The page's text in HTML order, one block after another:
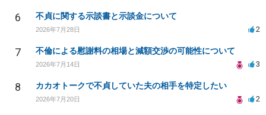
6 不貞に関する示談書と示談金について
2026年7月28日 2
7 不倫による慰謝料の相場と減額交渉の可能性について
2026年7月14日 3
8 カカオトークで不貞していた夫の相手を特定したい
2026年7月20日 2